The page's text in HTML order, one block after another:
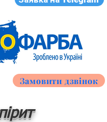
Замовити дзвінок